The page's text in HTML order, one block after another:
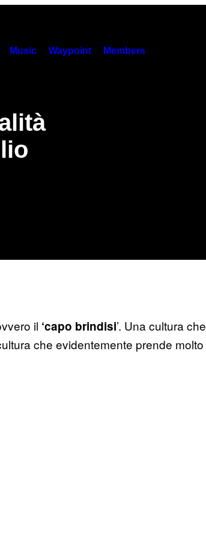
Music Waypoint Members
il ‘capo brindisi’. Una cultura che
che evidentemente prende molto